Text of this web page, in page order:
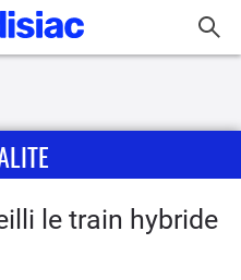
le train hybride